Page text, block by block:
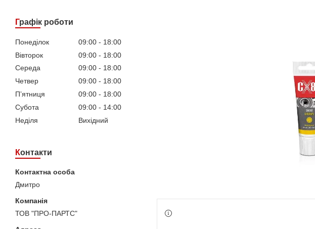
Графік роботи
Понеділок 09:00
18:00
Вівторок
09:00
18:00
Середа
09:00
18:00
Четвер
09:00
18:00
Пʼятниця
09:00
18:00
Субота
09:00
14:00
Неділя
Вихідний
Контакти
Дмитро
ТОВ "ПРО-ПАРТС"